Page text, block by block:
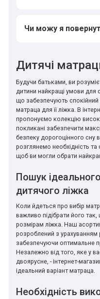
Чи можу я
Дитячі
Будучи батьками, ви
дитини найкращі умови для
що забезпечують спокійний
матраца для її ліжка. В
пропонуємо колекцію
покликані забезпечити
безпеку дорогоцінного
розглянемо необхідність
щоб ви могли обрати
Пошук
дитячого ліжка
Коли йдеться про вибір
важливо підібрати його так,
розмірам ліжка. Наш
розроблений з урахуванням
забезпечуючи оптимальне
Незалежно від того, яке у
двоярусне, - інтернет-
ідеальний варіант матраца.
Необхідність
**